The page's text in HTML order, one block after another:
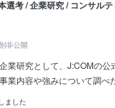
選考 / 企業研究 / コンサル
非公開
業研究として、J:COMの
業内容や強みについて調べ
ました